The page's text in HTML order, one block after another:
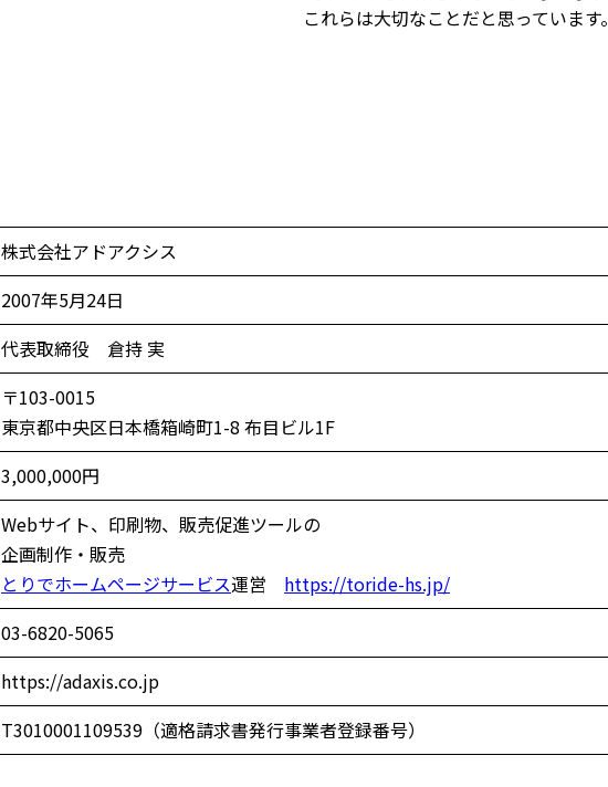
これらは大切なことだと思っています。
株式会社アドアクシス
2007年5月24日
代表取締役 倉持 実
〒103-0015
東京都中央区日本橋箱崎町1-8 布目ビル1F
3,000,000円
Webサイト、印刷物、販売促進ツールの
企画制作・販売
とりでホームページサービス運営 https://toride-hs.jp/
03-6820-5065
https://adaxis.co.jp
T3010001109539（適格請求書発行事業者登録番号）